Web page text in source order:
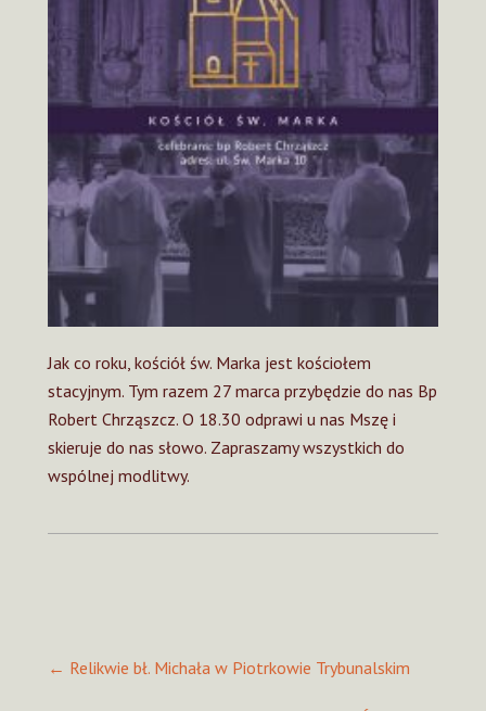
Jak co roku, kościół św. Marka jest kościołem
stacyjnym. Tym razem 27 marca przybędzie do nas Bp
Robert Chrząszcz. O 18.30 odprawi u nas Mszę i
skieruje do nas słowo. Zapraszamy wszystkich do
wspólnej modlitwy.
navigation
← Relikwie bł. Michała w Piotrkowie Trybunalskim